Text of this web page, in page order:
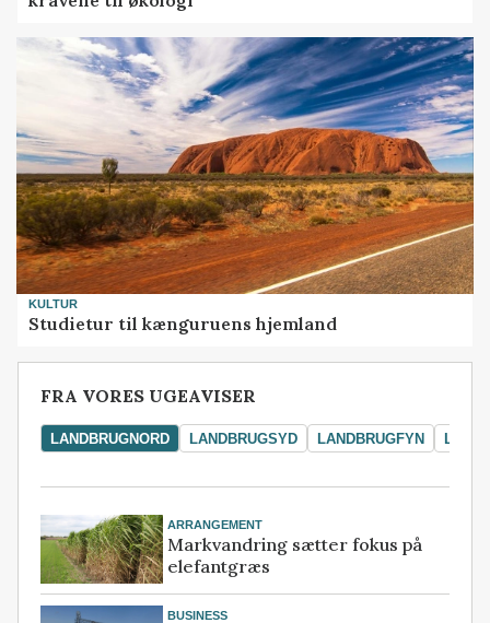
KULTUR
Studietur til kænguruens hjemland
FRA VORES UGEAVISER
LANDBRUGNORD LANDBRUGSYD LANDBRUGFYN
ARRANGEMENT
Markvandring sætter fokus på
elefantgræs
BUSINESS